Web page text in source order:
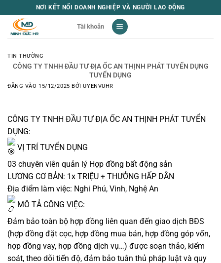
qua
NƠI KẾT NỐI DOANH NGHIỆP VÀ NGƯỜI LAO ĐỘNG
Tài khoản
TIN THƯỜNG
CÔNG TY TNHH ĐẦU TƯ ĐỊA ỐC AN THỊNH PHÁT TUYỂN DỤNG
TUYỂN DỤNG
ĐĂNG VÀO 15/12/2025 BỞIUYENVUHR
CÔNG TY TNHH ĐẦU TƯ ĐỊA ỐC AN THỊNH PHÁT TUYỂN
DỤNG:
VỊ TRÍ TUYỂN DỤNG
03 chuyên viên quản lý Hợp đồng bất động sản
LƯƠNG CƠ BẢN: 1x TRIỆU + THƯỞNG HẤP DẪN
Địa điểm làm việc: Nghi Phú, Vinh, Nghệ An
MÔ TẢ CÔNG VIỆC:
Đảm bảo toàn bộ hợp đồng liên quan đến giao dịch BĐS
(hợp đồng đặt cọc, hợp đồng mua bán, hợp đồng góp vốn,
hợp đồng vay, hợp đồng dịch vụ…) được soạn thảo, kiểm
soát, theo dõi tiến độ, đảm bảo tuân thủ pháp luật và quy